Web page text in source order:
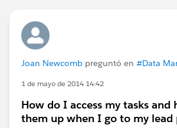
Joan Newcomb preguntó en #Data
1 de mayo de 2014 14:42
How do I access my tasks and
them up when I go to my lead